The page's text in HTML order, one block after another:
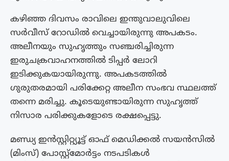
കഴിഞ്ഞ ദിവസം രാവിലെ ഇന്തുവാലുവിലെ
സർവീസ് റോഡിൽ വെച്ചായിരുന്നു അപകടം.
അലീനയും സുഹൃത്തും സഞ്ചരിച്ചിരുന്ന
ഇരുചക്രവാഹനത്തിൽ ടിപ്പർ ലോറി
ഇടിക്കുകയായിരുന്നു. അപകടത്തിൽ
ഗുരുതരമായി പരിക്കേറ്റ അലീന സംഭവ സ്ഥലത്ത്
തന്നെ മരിച്ചു. കൂടെയുണ്ടായിരുന്ന സുഹൃത്ത്
നിസാര പരിക്കുകളോടെ രക്ഷപ്പെട്ടു.
മണ്ഡ്യ ഇൻസ്റ്റിറ്റ്യൂട്ട് ഓഫ് മെഡിക്കൽ സയൻസിൽ
(മിംസ്) പോസ്റ്റ്മോർട്ടം നടപടികൾ